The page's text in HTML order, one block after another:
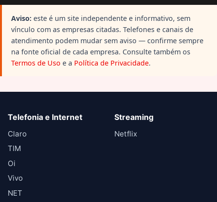
Aviso: este é um site independente e informativo, sem
vínculo com as empresas citadas. Telefones e canais de
atendimento podem mudar sem aviso — confirme sempre
na fonte oficial de cada empresa. Consulte também os
Termos de Uso e a Política de Privacidade.
Telefonia e Internet
Claro
TIM
Oi
Vivo
NET
Streaming
Netflix